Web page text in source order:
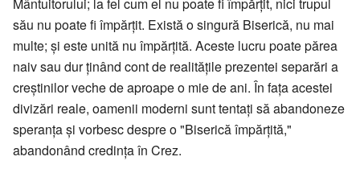
său nu poate fi împărțit. Există o singură Biserică, nu mai
multe; și este unită nu împărțită. Aceste lucru poate părea
naiv sau dur ținând cont de realitățile prezentei separări a
creștinilor veche de aproape o mie de ani. În fața acestei
divizări reale, oamenii moderni sunt tentați să abandoneze
speranța și vorbesc despre o "Biserică împărțită,"
abandonând credința în Crez.